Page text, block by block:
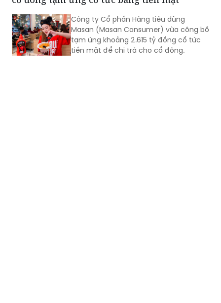
Công ty Cổ phần Hàng tiêu dùng
Masan (Masan Consumer) vừa công bố
tạm ứng khoảng 2.615 tỷ đồng cổ tức
tiền mặt để chi trả cho cổ đông.